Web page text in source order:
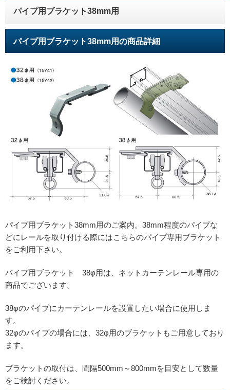
パイプ用ブラケット38mm用
パイプ用ブラケット38mm用の商品詳細
パイプ用ブラケット38mm用のご案内。38mm程度のパイプな
どにレールを取り付ける際にはこちらのパイプ専用ブラケット
をご利用下さい。
パイプ用ブラケット 38φ用は、ネットカーテンレール専用の
商品でございます。
38φのパイプにカーテンレールを設置したい場合に使用しま
す。
32φのパイプの場合には、32φ用のブラケットもご用意しており
ます。
ブラケットの取付は、間隔500mm～800mmを目安として数量
をご検討ください。